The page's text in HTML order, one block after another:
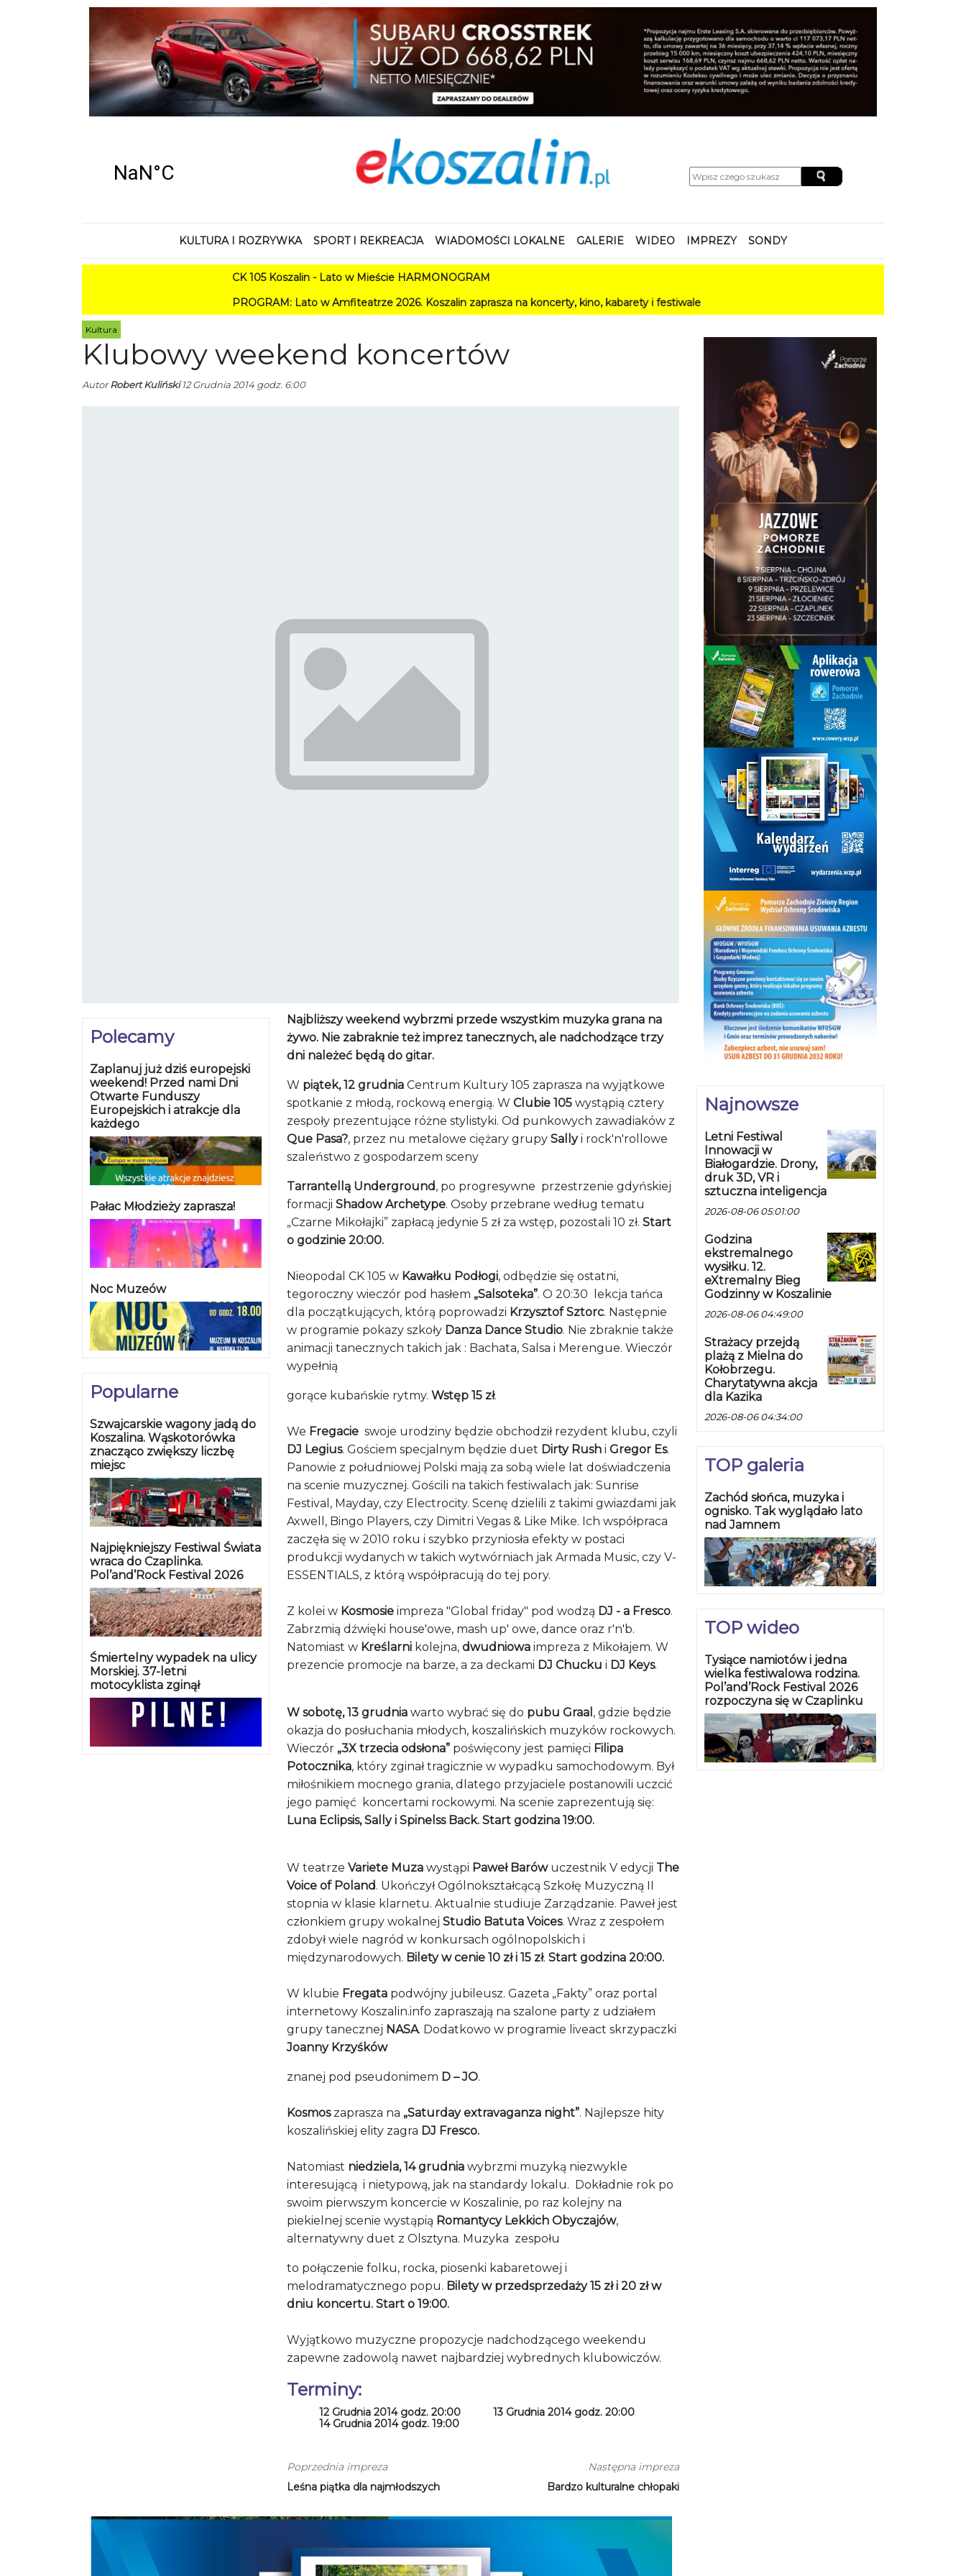
KULTURA I ROZRYWKA SPORT I REKREACJA WIADOMOŚCI LOKALNE GALERIE WIDEO IMPREZY SONDY
CK 105 Koszalin - Lato w Mieście HARMONOGRAM
PROGRAM: Lato w Amfiteatrze 2026. Koszalin zaprasza na koncerty, kino, kabarety i festiwale
Kultura
Klubowy weekend koncertów
AutorRobert Kuliński12 Grudnia 2014 godz. 6:00
Polecamy
Zaplanuj już dziś europejski
weekend! Przed nami Dni
Otwarte Funduszy
Europejskich i atrakcje dla
każdego
Pałac Młodzieży zaprasza!
Noc Muzeów
Popularne
Szwajcarskie wagony jadą do
Koszalina. Wąskotorówka
znacząco zwiększy liczbę
miejsc
Najpiękniejszy Festiwal Świata
wraca do Czaplinka.
Pol’and’Rock Festival 2026
Śmiertelny wypadek na ulicy
Morskiej. 37-letni
motocyklista zginął
Najbliższy weekend wybrzmi przede wszystkim muzyka grana na
żywo. Nie zabraknie też imprez tanecznych, ale nadchodzące trzy
dni należeć będą do gitar.
W piątek, 12 grudniaCentrum Kultury 105 zaprasza na wyjątkowe
spotkanie z młodą, rockową energią. W Clubie 105wystąpią cztery
zespoły prezentujące różne stylistyki. Od punkowych zawadiaków z
Que Pasa?, przez nu metalowe ciężary grupy Sallyi rock'n'rollowe
szaleństwo z gospodarzem sceny
Tarrantellą Underground, po progresywne przestrzenie gdyńskiej
formacji Shadow Archetype. Osoby przebrane według tematu
„Czarne Mikołajki” zapłacą jedynie 5 zł za wstęp, pozostali 10 zł. Start
o godzinie 20:00.
Nieopodal CK 105 w Kawałku Podłogi, odbędzie się ostatni,
tegoroczny wieczór pod hasłem „Salsoteka”. O 20:30 lekcja tańca
dla początkujących, którą poprowadzi Krzysztof Sztorc. Następnie
w programie pokazy szkoły Danza Dance Studio. Nie zbraknie także
animacji tanecznych takich jak : Bachata, Salsa i Merengue. Wieczór
wypełnią
gorące kubańskie rytmy. Wstęp 15 zł.
We Fregacieswoje urodziny będzie obchodził rezydent klubu, czyli
DJ Legius. Gościem specjalnym będzie duet Dirty Rushi Gregor Es.
Panowie z południowej Polski mają za sobą wiele lat doświadczenia
na scenie muzycznej. Gościli na takich festiwalach jak: Sunrise
Festival, Mayday, czy Electrocity. Scenę dzielili z takimi gwiazdami jak
Axwell, Bingo Players, czy Dimitri Vegas & Like Mike. Ich współpraca
zaczęła się w 2010 roku i szybko przyniosła efekty w postaci
produkcji wydanych w takich wytwórniach jak Armada Music, czy V-
ESSENTIALS, z którą współpracują do tej pory.
Z kolei w Kosmosieimpreza "Global friday" pod wodzą DJ - a Fresco.
Zabrzmią dźwięki house'owe, mash up' owe, dance oraz r'n'b.
Natomiast w Kreślarnikolejna, dwudniowaimpreza z Mikołajem. W
prezencie promocje na barze, a za deckami DJ Chucku i DJ Keys.
W sobotę, 13 grudniawarto wybrać się do pubu Graal , gdzie będzie
okazja do posłuchania młodych, koszalińskich muzyków rockowych.
Wieczór „3X trzecia odsłona”poświęcony jest pamięci Filipa
Potocznika, który zginał tragicznie w wypadku samochodowym. Był
miłośnikiem mocnego grania, dlatego przyjaciele postanowili uczcić
jego pamięć koncertami rockowymi. Na scenie zaprezentują się:
Luna Eclipsis, Sally i Spinelss Back. Start godzina 19:00.
W teatrze Variete Muzawystąpi Paweł Barówuczestnik V edycji The
Voice of Poland. Ukończył Ogólnokształcącą Szkołę Muzyczną II
stopnia w klasie klarnetu. Aktualnie studiuje Zarządzanie. Paweł jest
członkiem grupy wokalnej Studio Batuta Voices. Wraz z zespołem
zdobył wiele nagród w konkursach ogólnopolskich i
międzynarodowych. Bilety w cenie 10 zł i 15 zł. Start godzina 20:00.
W klubie Fregatapodwójny jubileusz. Gazeta „Fakty” oraz portal
internetowy Koszalin.info zapraszają na szalone party z udziałem
grupy tanecznej NASA. Dodatkowo w programie liveact skrzypaczki
Joanny Krzyśków
znanej pod pseudonimem D – JO.
Kosmoszaprasza na „Saturday extravaganza night”. Najlepsze hity
koszalińskiej elity zagra DJ Fresco.
Natomiast niedziela, 14 grudniawybrzmi muzyką niezwykle
interesującą i nietypową, jak na standardy lokalu. Dokładnie rok po
swoim pierwszym koncercie w Koszalinie, po raz kolejny na
piekielnej scenie wystąpią Romantycy Lekkich Obyczajów,
alternatywny duet z Olsztyna. Muzyka zespołu
to połączenie folku, rocka, piosenki kabaretowej i
melodramatycznego popu. Bilety w przedsprzedaży 15 zł i 20 zł w
dniu koncertu. Start o 19:00.
Wyjątkowo muzyczne propozycje nadchodzącego weekendu
zapewne zadowolą nawet najbardziej wybrednych klubowiczów.
Terminy:
12 Grudnia 2014 godz. 20:00
13 Grudnia 2014 godz. 20:00
14 Grudnia 2014 godz. 19:00
Poprzednia impreza
Leśna piątka dla najmłodszych
Następna impreza
Bardzo kulturalne chłopaki
Najnowsze
Letni Festiwal
Innowacji w
Białogardzie. Drony,
druk 3D, VR i
sztuczna inteligencja
2026-08-06 05:01:00
Godzina
ekstremalnego
wysiłku. 12.
eXtremalny Bieg
Godzinny w Koszalinie
2026-08-06 04:49:00
Strażacy przejdą
plażą z Mielna do
Kołobrzegu.
Charytatywna akcja
dla Kazika
2026-08-06 04:34:00
TOP galeria
Zachód słońca, muzyka i
ognisko. Tak wyglądało lato
nad Jamnem
TOP wideo
Tysiące namiotów i jedna
wielka festiwalowa rodzina.
Pol’and’Rock Festival 2026
rozpoczyna się w Czaplinku